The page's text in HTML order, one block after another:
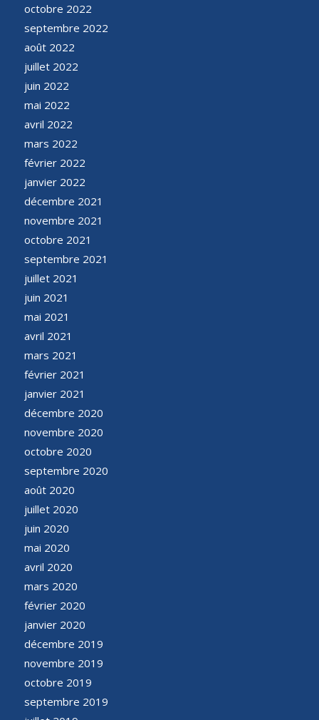
octobre 2022
septembre 2022
août 2022
juillet 2022
juin 2022
mai 2022
avril 2022
mars 2022
février 2022
janvier 2022
décembre 2021
novembre 2021
octobre 2021
septembre 2021
juillet 2021
juin 2021
mai 2021
avril 2021
mars 2021
février 2021
janvier 2021
décembre 2020
novembre 2020
octobre 2020
septembre 2020
août 2020
juillet 2020
juin 2020
mai 2020
avril 2020
mars 2020
février 2020
janvier 2020
décembre 2019
novembre 2019
octobre 2019
septembre 2019